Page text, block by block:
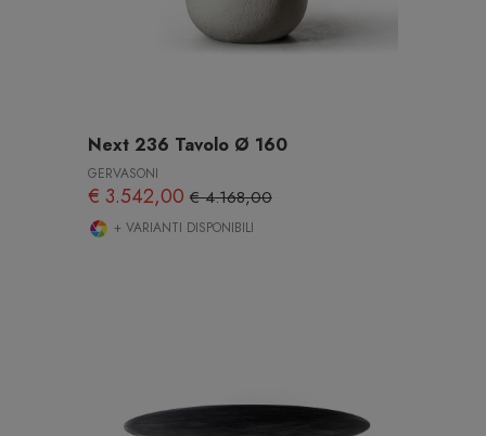
Next 236 Tavolo Ø 160
GERVASONI
€ 3.542,00€ 4.168,00
+ VARIANTI DISPONIBILI